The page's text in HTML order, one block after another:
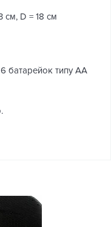
см, D = 18 см
батарейок типу АА